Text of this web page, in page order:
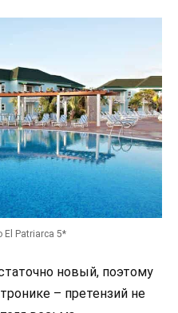
El Patriarca 5*
новый, поэтому
– претензий не